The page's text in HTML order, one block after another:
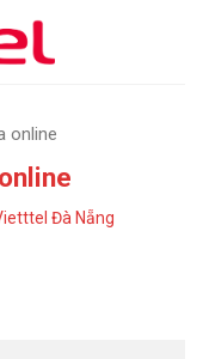
online
Đà Nẵng